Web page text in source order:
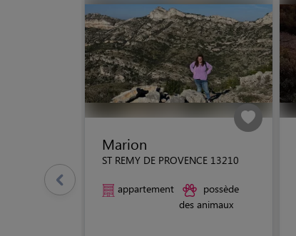
Marion
ST REMY DE PROVENCE 13210
appartement
possède
des animaux